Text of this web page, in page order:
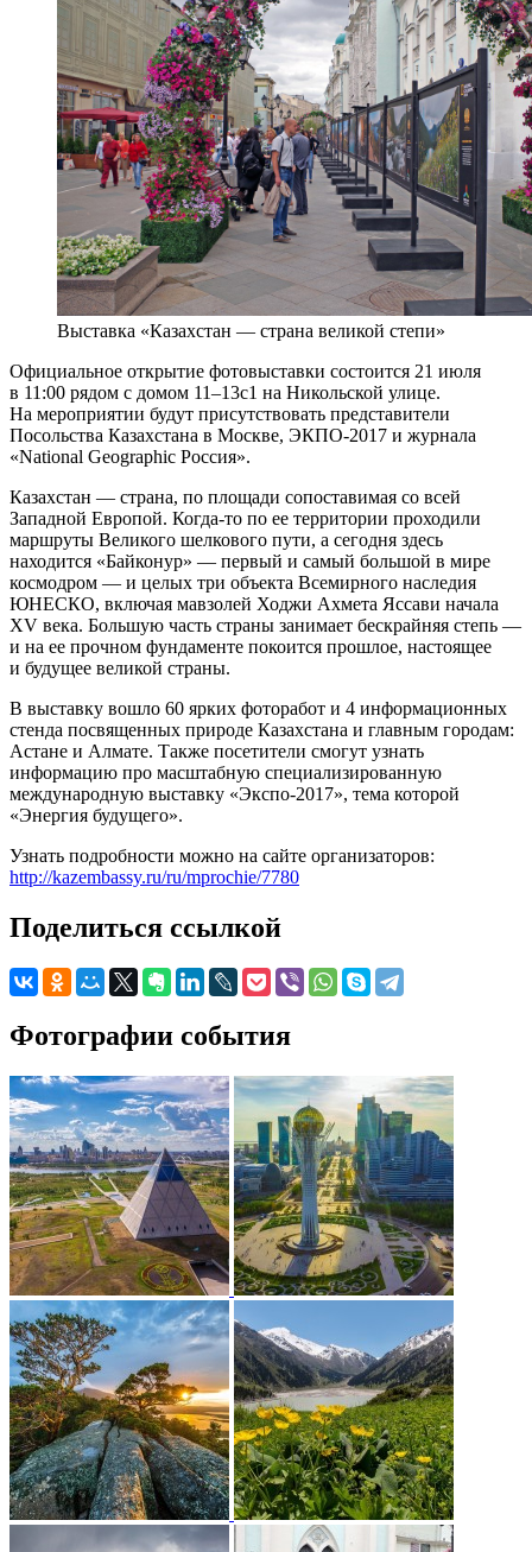
Выставка «Казахстан — страна великой степи»
Официальное открытие фотовыставки состоится 21 июля
в 11:00 рядом с домом 11–13с1 на Никольской улице.
На мероприятии будут присутствовать представители
Посольства Казахстана в Москве, ЭКПО-2017 и журнала
«National Geographic Россия».
Казахстан — страна, по площади сопоставимая со всей
Западной Европой. Когда-то по ее территории проходили
маршруты Великого шелкового пути, а сегодня здесь
находится «Байконур» — первый и самый большой в мире
космодром — и целых три объекта Всемирного наследия
ЮНЕСКО, включая мавзолей Ходжи Ахмета Яссави начала
XV века. Большую часть страны занимает бескрайняя степь —
и на ее прочном фундаменте покоится прошлое, настоящее
и будущее великой страны.
В выставку вошло 60 ярких фоторабот и 4 информационных
стенда посвященных природе Казахстана и главным городам:
Астане и Алмате. Также посетители смогут узнать
информацию про масштабную специализированную
международную выставку «Экспо-2017», тема которой
«Энергия будущего».
Узнать подробности можно на сайте организаторов:
http://kazembassy.ru/ru/mprochie/7780
Поделиться ссылкой
Фотографии события